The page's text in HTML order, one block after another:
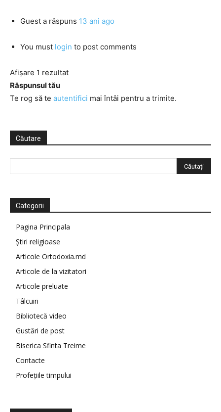
Guest a răspuns 13 ani ago
You must login to post comments
Afișare 1 rezultat
Răspunsul tău
Te rog să te autentifici mai întâi pentru a trimite.
Căutare
Categorii
Pagina Principala
Știri religioase
Articole Ortodoxia.md
Articole de la vizitatori
Articole preluate
Tâlcuiri
Bibliotecă video
Gustări de post
Biserica Sfinta Treime
Contacte
Profețiile timpului